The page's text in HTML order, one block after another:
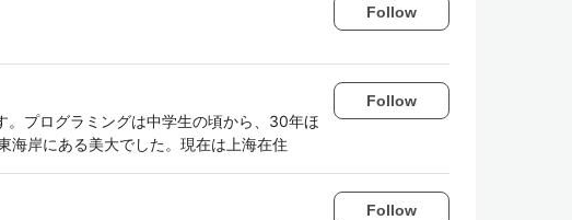
Follow
プログラミングは中学生の頃から、30年ほ
海岸にある美大でした。現在は上海在住
Follow
Follow